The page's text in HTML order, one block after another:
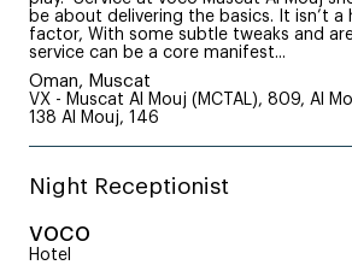
be about delivering the basics. It isn’t a
factor, With some subtle tweaks and
service can be a core manifest...
Oman, Muscat
VX - Muscat Al Mouj (MCTAL), 809, Al
138 Al Mouj, 146
Night Receptionist
voco
Hotel